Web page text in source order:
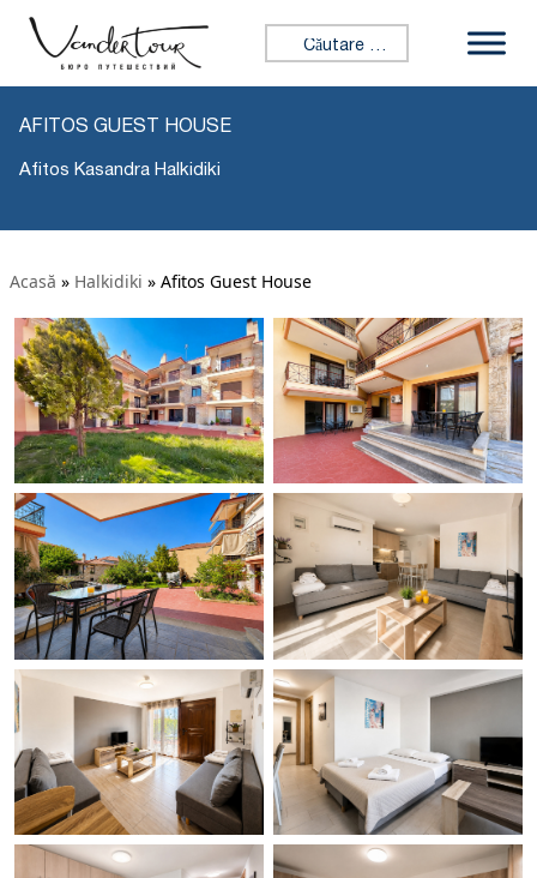
Caută:
AFITOS GUEST HOUSE
Afitos Kasandra Halkidiki
Acasă » Halkidiki » Afitos Guest House